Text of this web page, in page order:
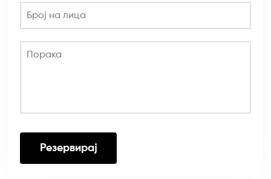
Број на лица
Порака
Резервирај